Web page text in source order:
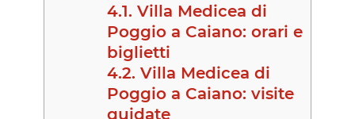
4.1. Villa Medicea di
Poggio a Caiano: orari e
biglietti
4.2. Villa Medicea di
Poggio a Caiano: visite
guidate